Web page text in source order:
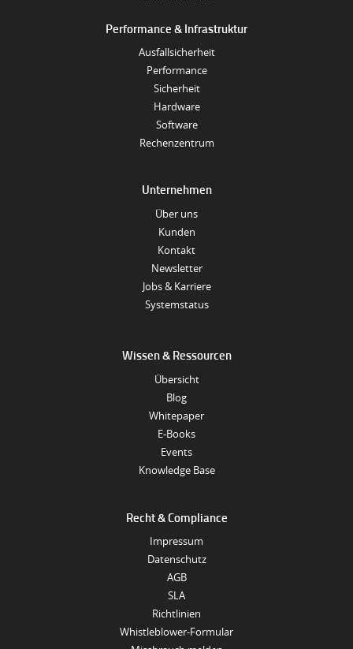
Performance & Infrastruktur
Ausfallsicherheit
Performance
Sicherheit
Hardware
Software
Rechenzentrum
Unternehmen
Über uns
Kunden
Kontakt
Newsletter
Jobs & Karriere
Systemstatus
Wissen & Ressourcen
Übersicht
Blog
Whitepaper
E-Books
Events
Knowledge Base
Recht & Compliance
Impressum
Datenschutz
AGB
SLA
Richtlinien
Whistleblower-Formular